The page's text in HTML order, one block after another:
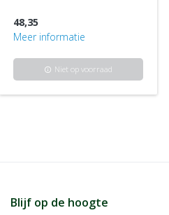
48,35
Meer informatie
info Niet op voorraad
Blijf op de hoogte